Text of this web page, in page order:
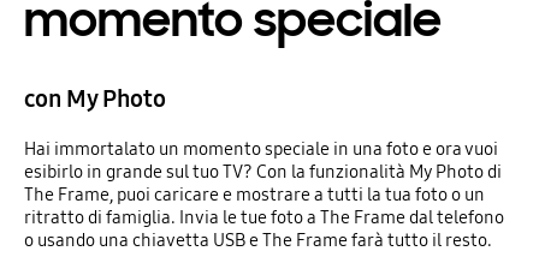
momento speciale
con My Photo
Hai immortalato un momento speciale in una foto e ora vuoi
esibirlo in grande sul tuo TV? Con la funzionalità My Photo di
The Frame, puoi caricare e mostrare a tutti la tua foto o un
ritratto di famiglia. Invia le tue foto a The Frame dal telefono
o usando una chiavetta USB e The Frame farà tutto il resto.